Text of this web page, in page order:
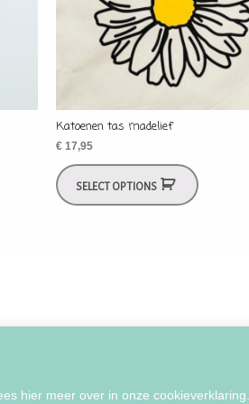
hier meer over in onze cookieverklaring.
Katoenen tas madelief
€17,95
SELECT OPTIONS